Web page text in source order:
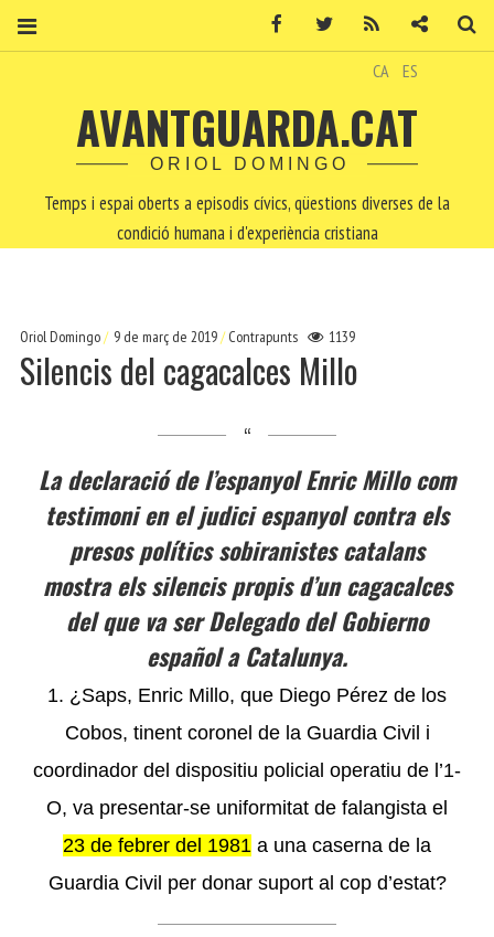
CA ES
AVANTGUARDA.CAT
ORIOL DOMINGO
Temps i espai oberts a episodis cívics, qüestions diverses de la
condició humana i d'experiència cristiana
Oriol Domingo 9 de març de 2019 Contrapunts 1139
Silencis del cagacalces Millo
La declaració de l’espanyol Enric Millo com
testimoni en el judici espanyol contra els
presos polítics sobiranistes catalans
mostra els silencis propis d’un cagacalces
del que va ser Delegado del Gobierno
español a Catalunya.
1. ¿Saps, Enric Millo, que Diego Pérez de los
Cobos, tinent coronel de la Guardia Civil i
coordinador del dispositiu policial operatiu de l’1-
O, va presentar-se uniformitat de falangista el
23 de febrer del 1981 a una caserna de la
Guardia Civil per donar suport al cop d’estat?
Facebook Twitter Contacte